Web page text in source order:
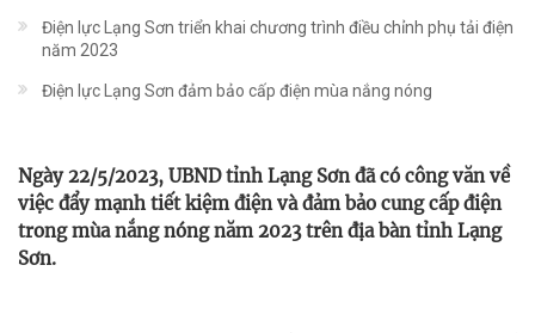
Điện lực Lạng Sơn triển khai chương trình điều chỉnh phụ tải điện
năm 2023
Điện lực Lạng Sơn đảm bảo cấp điện mùa nắng nóng
Ngày 22/5/2023, UBND tỉnh Lạng Sơn đã có công văn về
việc đẩy mạnh tiết kiệm điện và đảm bảo cung cấp điện
trong mùa nắng nóng năm 2023 trên địa bàn tỉnh Lạng
Sơn.